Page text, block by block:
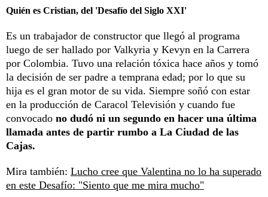
Quién es Cristian, del 'Desafío del Siglo XXI'
Es un trabajador de constructor que llegó al programa
luego de ser hallado por Valkyria y Kevyn en la Carrera
por Colombia. Tuvo una relación tóxica hace años y tomó
la decisión de ser padre a temprana edad; por lo que su
hija es el gran motor de su vida. Siempre soñó con estar
en la producción de Caracol Televisión y cuando fue
convocado no dudó ni un segundo en hacer una última
llamada antes de partir rumbo a La Ciudad de las
Cajas.
Mira también: Lucho cree que Valentina no lo ha superado
en este Desafío: "Siento que me mira mucho"